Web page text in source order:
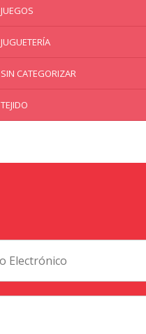
JUEGOS
JUGUETERÍA
SIN CATEGORIZAR
TEJIDO